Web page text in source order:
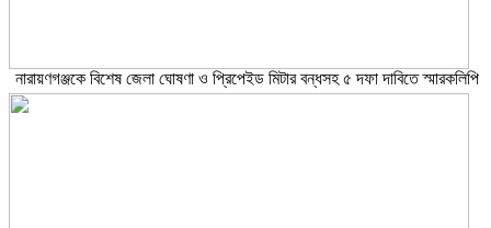
নারায়ণগঞ্জকে বিশেষ জেলা ঘোষণা ও প্রিপেইড মিটার বন্ধসহ ৫ দফা দাবিতে স্মারকলিপি